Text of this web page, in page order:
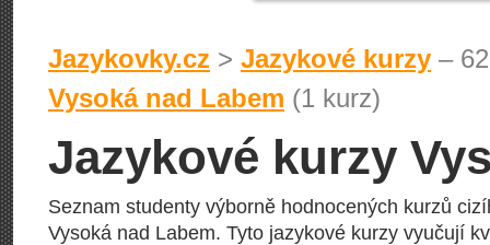
Jazykovky.cz > Jazykové kurzy –
Vysoká nad Labem (1 kurz)
Jazykové kurzy
Seznam studenty výborně hodnocených kurzů
Vysoká nad Labem. Tyto jazykové kurzy vyučují